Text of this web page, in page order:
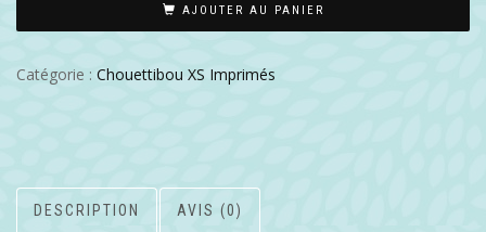
AJOUTER AU PANIER
Catégorie : Chouettibou XS Imprimés
DESCRIPTION AVIS (0)